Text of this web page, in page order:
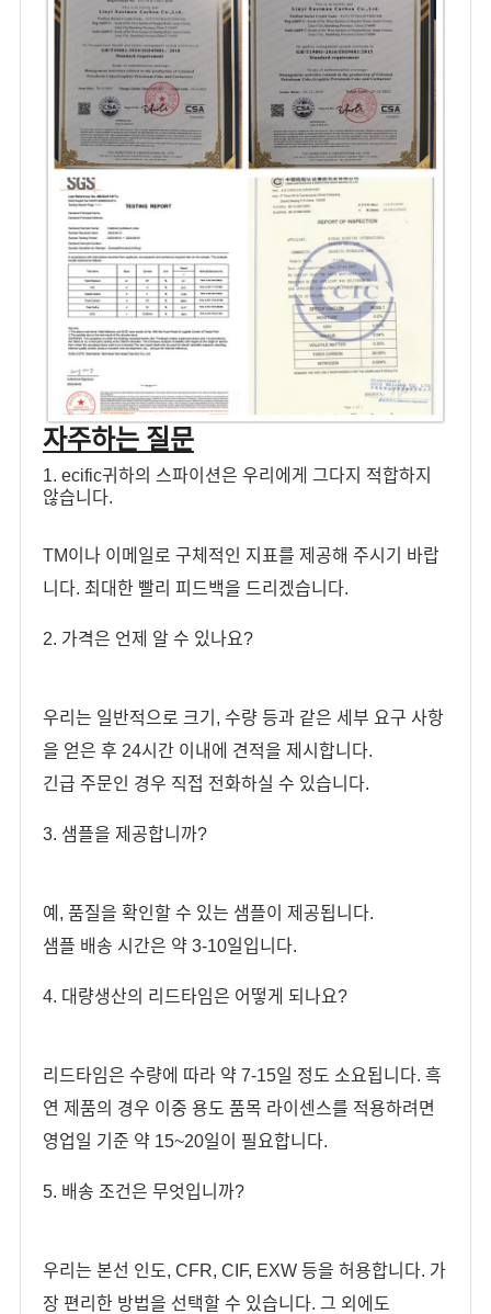
자주하는 질문
1. ecific귀하의 스파이션은 우리에게 그다지 적합하지
않습니다.
TM이나 이메일로 구체적인 지표를 제공해 주시기 바랍
니다. 최대한 빨리 피드백을 드리겠습니다.
2. 가격은 언제 알 수 있나요?
우리는 일반적으로 크기, 수량 등과 같은 세부 요구 사항
을 얻은 후 24시간 이내에 견적을 제시합니다.
긴급 주문인 경우 직접 전화하실 수 있습니다.
3. 샘플을 제공합니까?
예, 품질을 확인할 수 있는 샘플이 제공됩니다.
샘플 배송 시간은 약 3-10일입니다.
4. 대량생산의 리드타임은 어떻게 되나요?
리드타임은 수량에 따라 약 7-15일 정도 소요됩니다. 흑
연 제품의 경우 이중 용도 품목 라이센스를 적용하려면
영업일 기준 약 15~20일이 필요합니다.
5. 배송 조건은 무엇입니까?
우리는 본선 인도, CFR, CIF, EXW 등을 허용합니다. 가
장 편리한 방법을 선택할 수 있습니다. 그 외에도